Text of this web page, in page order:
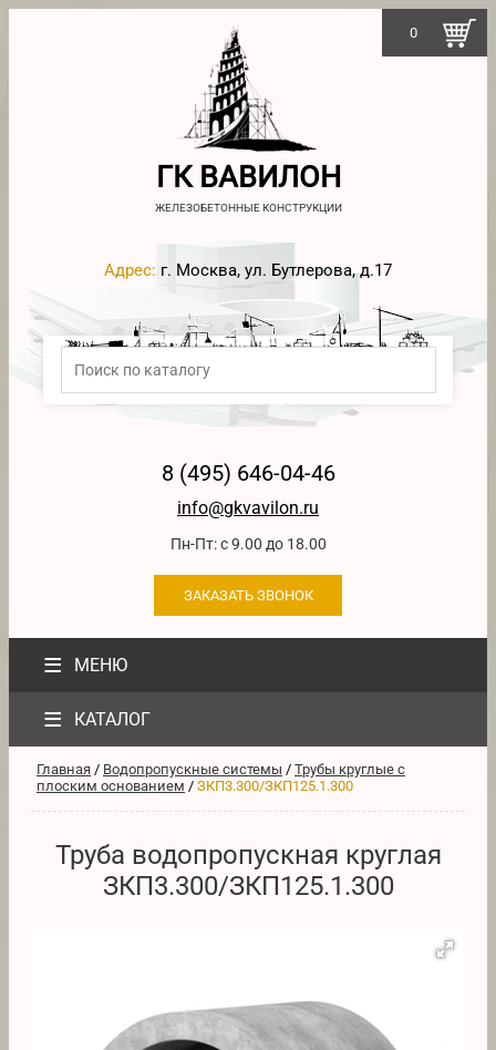
ГК ВАВИЛОН
ЖЕЛЕЗОБЕТОННЫЕ КОНСТРУКЦИИ
Адрес: г. Москва, ул. Бутлерова, д.17
8 (495) 646-04-46
info@gkvavilon.ru
Пн-Пт: с 9.00 до 18.00
ЗАКАЗАТЬ ЗВОНОК
≡ МЕНЮ
0
≡ КАТАЛОГ
Главная / Водопропускные системы / Трубы круглые с
плоским основанием / ЗКП3.300/ЗКП125.1.300
Труба водопропускная круглая
ЗКП3.300/ЗКП125.1.300